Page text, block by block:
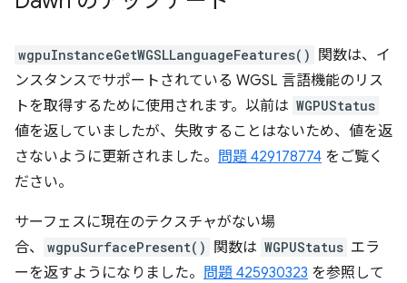
wgpuInstanceGetWGSLLanguageFeatures()
関数は、イ
ンスタンスでサポートされている WGSL 言語機能のリス
トを取得するために使用されます。以前は WGPUStatus
値を返していましたが、失敗することはないため、値を返
さないように更新されました。 問題 429178774 をご覧く
ださい。
サーフェスに現在のテクスチャがない場
合、
wgpuSurfacePresent() 関数は WGPUStatus エラ
ーを返すようになりました。 問題 425930323 を参照して